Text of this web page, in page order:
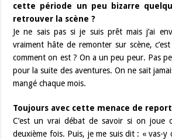
cette période un peu bizarre
retrouver la scène ?
Je ne sais pas si je suis prêt mais j’ai
vraiment hâte de remonter sur scène,
comment on est ? On a un peu peur. Pas
pour la suite des aventures. On ne sait
mangé chaque mois.
Toujours avec cette menace de report
C’est un vrai débat de savoir si on joue
deuxième fois. Puis, je me suis dit : « vas-y